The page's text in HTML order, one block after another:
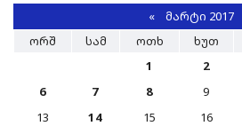
«ᲛᲐᲠᲢᲘ 2017
ᲝᲠᲨ
ᲡᲐᲛ ᲝᲗᲮ ᲮᲣᲗ
1
2
6
7 8 9
13
14 15 16